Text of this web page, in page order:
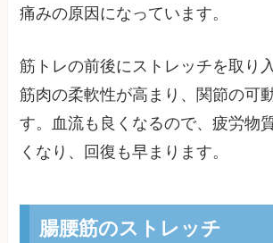
痛みの原因になっています。
筋トレの前後にストレッチを取り
筋肉の柔軟性が高まり、関節の可
す。血流も良くなるので、疲労物
くなり、回復も早まります。
腸腰筋のストレッチ